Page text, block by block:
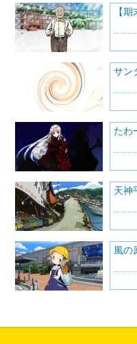
【
サン
たわ
天神
風の